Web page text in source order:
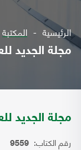
الرئيسية المكتبة
مجلة الجديد
مجلة الجديد
رقم الكتاب: 9559